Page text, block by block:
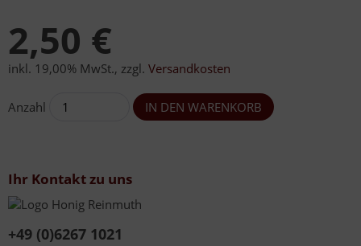
2,50 €
inkl. 19,00% MwSt., zzgl. Versandkosten
Anzahl
Ihr Kontakt zu uns
+49 (0)6267 1021